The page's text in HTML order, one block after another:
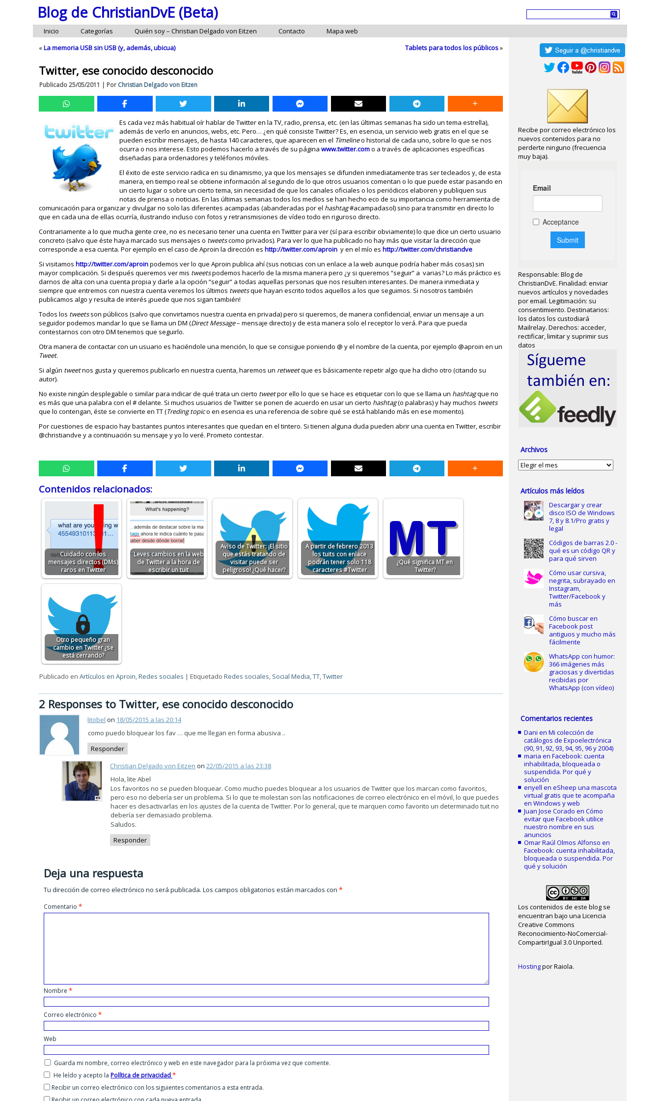
Blog de ChristianDvE (Beta)
Inicio Categorías Quién soy – Christian Delgado von Eitzen Contacto
Mapa web
«La memoria USB sin USB (y, además, ubicua) Tablets para todos los públicos»
Twitter, ese conocido desconocido
Publicado25/05/2011 | Por Christian Delgado von Eitzen
Es cada vez más habitual oír hablar de Twitter en la TV, radio, prensa, etc. (en las últimas semanas ha sido un tema estrella),
además de verlo en anuncios, webs, etc. Pero… ¿en qué consiste Twitter? Es, en esencia, un servicio web gratis en el que se
pueden escribir mensajes, de hasta 140 caracteres, que aparecen en el Timelineo historial de cada uno, sobre lo que se nos
ocurra o nos interese. Esto podemos hacerlo a través de su páginawww.twitter.como a través de aplicaciones específicas
diseñadas para ordenadores y teléfonos móviles.
El éxito de este servicio radica en su dinamismo, ya que los mensajes se difunden inmediatamente tras ser tecleados y, de esta
manera, en tiempo real se obtiene información al segundo de lo que otros usuarios comentan o lo que puede estar pasando en
un cierto lugar o sobre un cierto tema, sin necesidad de que los canales oficiales o los periódicos elaboren y publiquen sus
notas de prensa o noticias. En las últimas semanas todos los medios se han hecho eco de su importancia como herramienta de
comunicación para organizar y divulgar no solo las diferentes acampadas (abanderadas por el hashtag#acampadasol) sino para transmitir en directo lo
que en cada una de ellas ocurría, ilustrando incluso con fotos y retransmisiones de vídeo todo en riguroso directo.
Contrariamente a lo que mucha gente cree, no es necesario tener una cuenta en Twitter para ver (sí para escribir obviamente) lo que dice un cierto usuario
concreto (salvo que éste haya marcado sus mensajes o tweetscomo privados). Para ver lo que ha publicado no hay más que visitar la dirección que
corresponde a esa cuenta. Por ejemplo en el caso de Aproin la dirección eshttp://twitter.com/aproin y en el mío eshttp://twitter.com/christiandve
Si visitamoshttp://twitter.com/aproinpodemos ver lo que Aproin publica ahí (sus noticias con un enlace a la web aunque podría haber más cosas) sin
mayor complicación. Si después queremos ver mis tweetspodemos hacerlo de la misma manera pero ¿y si queremos “seguir” a varias? Lo más práctico es
darnos de alta con una cuenta propia y darle a la opción “seguir” a todas aquellas personas que nos resulten interesantes. De manera inmediata y
siempre que entremos con nuestra cuenta veremos los últimos tweetsque hayan escrito todos aquellos a los que seguimos. Si nosotros también
publicamos algo y resulta de interés ¡puede que nos sigan también!
Todos los tweetsson públicos (salvo que convirtamos nuestra cuenta en privada) pero si queremos, de manera confidencial, enviar un mensaje a un
seguidor podemos mandar lo que se llama un DM (Direct Message– mensaje directo) y de esta manera solo el receptor lo verá. Para que pueda
contestarnos con otro DM tenemos que seguirlo.
Otra manera de contactar con un usuario es haciéndole una mención, lo que se consigue poniendo @ y el nombre de la cuenta, por ejemplo @aproin en un
Tweet.
Si algún tweetnos gusta y queremos publicarlo en nuestra cuenta, haremos un retweetque es básicamente repetir algo que ha dicho otro (citando su
autor).
No existe ningún desplegable o similar para indicar de qué trata un cierto tweetpor ello lo que se hace es etiquetar con lo que se llama un hashtagque no
es más que una palabra con el # delante. Si muchos usuarios de Twitter se ponen de acuerdo en usar un cierto hashtag(o palabras) y hay muchos tweets
que lo contengan, éste se convierte en TT (Treding topico en esencia es una referencia de sobre qué se está hablando más en ese momento).
Por cuestiones de espacio hay bastantes puntos interesantes que quedan en el tintero. Si tienen alguna duda pueden abrir una cuenta en Twitter, escribir
@christiandve y a continuación su mensaje y yo lo veré. Prometo contestar.
Contenidos relacionados:
Cuidado con los
mensajes directos (DMs)
raros en Twitter
Leves cambios en la web
de Twitter a la hora de
escribir un tuit
Aviso de Twitter: ¡El sitio
que estás tratando de
visitar puede ser
peligroso! ¿Qué hacer?
A partir de febrero 2013
los tuits con enlace
podrán tener solo 118
caracteres #Twitter
¿Qué significa MT en
Twitter?
Otro pequeño gran
cambio en Twitter ¿se
está cerrando?
Publicado en Artículos en Aproin,Redes sociales |Etiquetado Redes sociales, Social Media,TT,Twitter
2 Responses to Twitter, ese conocido desconocido
litobel on 18/05/2015 a las 20:14
como puedo bloquear los fav … que me llegan en forma abusiva ..
Responder
Christian Delgado von Eitzen on22/05/2015 a las 23:38
Hola, lite Abel
Los favoritos no se pueden bloquear. Como mucho puedes bloquear a los usuarios de Twitter que los marcan como favoritos,
pero eso no debería ser un problema. Si lo que te molestan son las notificaciones de correo electrónico en el móvil, lo que puedes
hacer es desactivarlas en los ajustes de la cuenta de Twitter. Por lo general, que te marquen como favorito un determinado tuit no
debería ser demasiado problema.
Saludos.
Responder
Deja una respuesta
Tu dirección de correo electrónico no será publicada. Los campos obligatorios están marcados con*
Comentario*
Nombre*
Correo electrónico*
Web
Guarda mi nombre, correo electrónico y web en este navegador para la próxima vez que comente.
He leído y acepto laPolítica de privacidad*
Recibir un correo electrónico con los siguientes comentarios a esta entrada.
Recibe por correo electrónico los
nuevos contenidos para no
perderte ninguno (frecuencia
muy baja).
Responsable: Blog de
ChristianDvE. Finalidad: enviar
nuevos artículos y novedades
por email. Legitimación: su
consentimiento. Destinatarios:
los datos los custodiará
Mailrelay. Derechos: acceder,
rectificar, limitar y suprimir sus
datos
Archivos
Archivos
Artículos más leídos
Descargar y crear
disco ISO de Windows
7, 8 y 8.1/Pro gratis y
legal
Códigos de barras 2.0 -
qué es un código QR y
para qué sirven
Cómo usar cursiva,
negrita, subrayado en
Instagram,
Twitter/Facebook y
más
Cómo buscar en
Facebook post
antiguos y mucho más
fácilmente
WhatsApp con humor:
366 imágenes más
graciosas y divertidas
recibidas por
WhatsApp (con vídeo)
Comentarios recientes
Dani enMi colección de
catálogos de Expoelectrónica
(90, 91, 92, 93, 94, 95, 96 y 2004)
maria enFacebook: cuenta
inhabilitada, bloqueada o
suspendida. Por qué y
solución
enyell eneSheep una mascota
virtual gratis que te acompaña
en Windows y web
Juan Jose Corado enCómo
evitar que Facebook utilice
nuestro nombre en sus
anuncios
Omar Raúl Olmos Alfonso en
Facebook: cuenta inhabilitada,
bloqueada o suspendida. Por
qué y solución
Los contenidos de este blog se
encuentran bajo una Licencia
Creative Commons
Reconocimiento-NoComercial-
CompartirIgual 3.0 Unported.
Hostingpor Raiola.